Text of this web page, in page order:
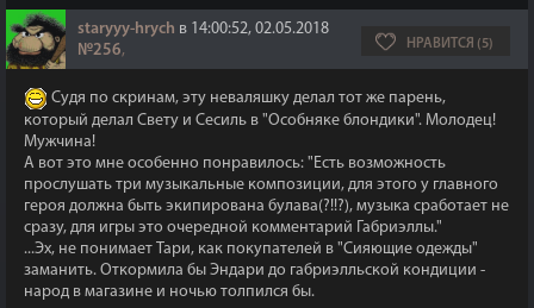
staryyy-hrych в 14:00:52, 02.05.2018
№256, НРАВИТСЯ (5)
Судя по скринам, эту неваляшку делал тот же парень,
который делал Свету и Сесиль в "Особняке блондики". Молодец!
Мужчина!
А вот это мне особенно понравилось: "Есть возможность
прослушать три музыкальные композиции, для этого у главного
героя должна быть экипирована булава(?!!?), музыка сработает не
сразу, для игры это очередной комментарий Габриэллы."
...Эх, не понимает Тари, как покупателей в "Сияющие одежды"
заманить. Откормила бы Эндари до габриэлльской кондиции -
народ в магазине и ночью толпился бы.